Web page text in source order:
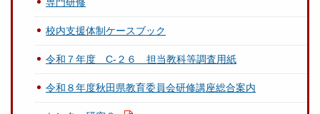
校内支援体制ケースブック
令和７年度 C-２６ 担当教科等調査用紙
令和８年度秋田県教育委員会研修講座総合案内